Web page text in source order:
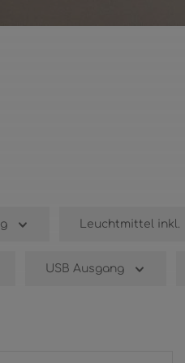
Leuchtmittel inkl.
USB Ausgang